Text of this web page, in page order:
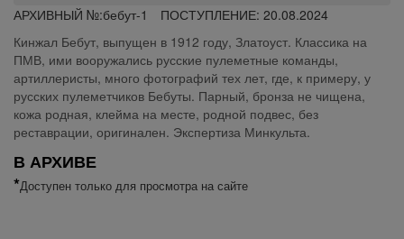
АРХИВНЫЙ №:бебут-1
ПОСТУПЛЕНИЕ: 20.08.2024
Кинжал Бебут, выпущен в 1912 году, Златоуст. Классика на
ПМВ, ими вооружались русские пулеметные команды,
артиллеристы, много фотографий тех лет, где, к примеру, у
русских пулеметчиков Бебуты. Парный, бронза не чищена,
кожа родная, клейма на месте, родной подвес, без
реставрации, оригинален. Экспертиза Минкульта.
В АРХИВЕ
*Доступен только для просмотра на сайте